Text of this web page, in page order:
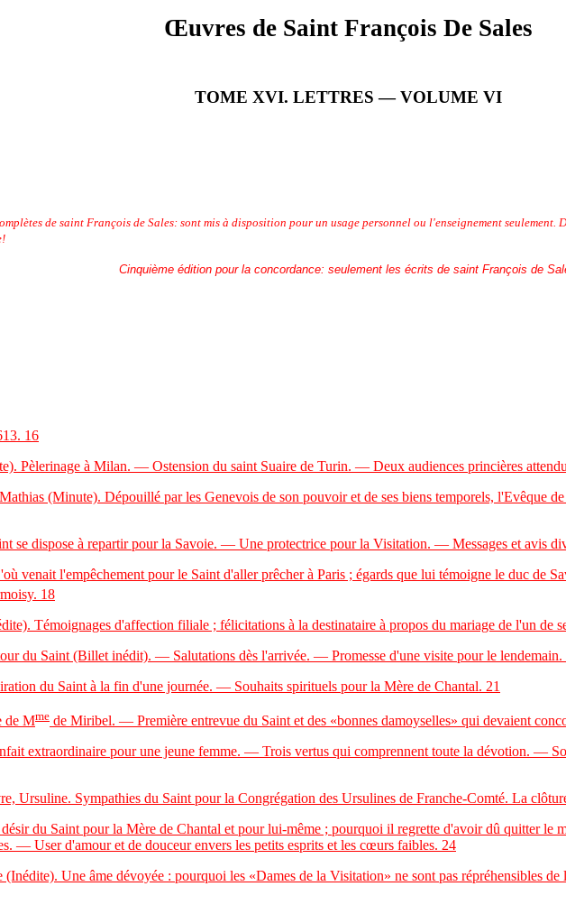
Œuvres de Saint François De Sales
TOME XVI. LETTRES — VOLUME VI
de saint François de Sales: sont mis à disposition pour un usage personnel ou l'enseignement
Cinquième édition pour la concordance: seulement les écrits de saint François de
. 16
Pèlerinage à Milan. — Ostension du saint Suaire de Turin. — Deux audiences princières
(Minute). Dépouillé par les Genevois de son pouvoir et de ses biens temporels, l'Evêque
se dispose à repartir pour la Savoie. — Une protectrice pour la Visitation. — Messages et avis
venait l'empêchement pour le Saint d'aller prêcher à Paris ; égards que lui témoigne le duc de
18
Témoignages d'affection filiale ; félicitations à la destinataire à propos du mariage de l'un de
du Saint (Billet inédit). — Salutations dès l'arrivée. — Promesse d'une visite pour le lendemain.
du Saint à la fin d'une journée. — Souhaits spirituels pour la Mère de Chantal. 21
de Mme de Miribel. — Première entrevue du Saint et des «bonnes damoyselles» qui devaient
extraordinaire pour une jeune femme. — Trois vertus qui comprennent toute la dévotion. —
Ursuline. Sympathies du Saint pour la Congrégation des Ursulines de Franche-Comté. La
du Saint pour la Mère de Chantal et pour lui-même ; pourquoi il regrette d'avoir dû quitter le
— User d'amour et de douceur envers les petits esprits et les cœurs faibles. 24
Une âme dévoyée : pourquoi les «Dames de la Visitation» ne sont pas répréhensibles